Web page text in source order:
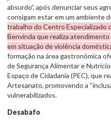
absurdo”, após denunciar seus
consigam estar em um ambiente
trabalho do Centro Especializado
Benvinda que realiza
em situação de violência
formação na área gastronômica
de Segurança Alimentar e
Espaço de Cidadania (PEC), que
Artesanato, promovendo a
vulnerabilizados.
Desabafo